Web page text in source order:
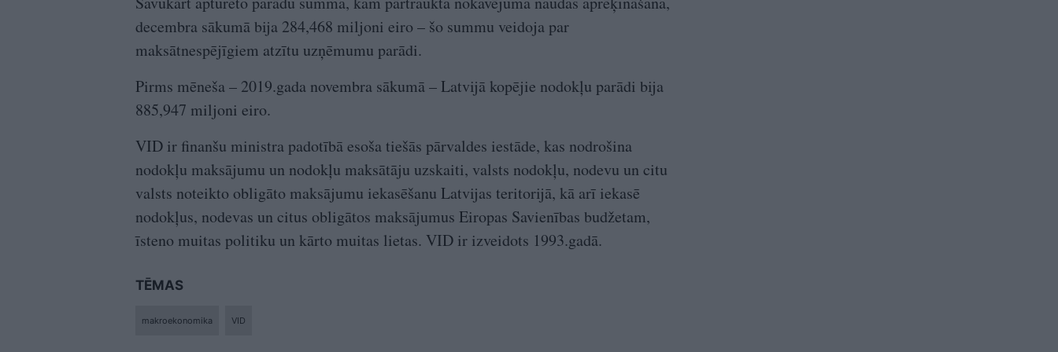
decembra sākumā bija 284,468 miljoni eiro – šo summu veidoja par
maksātnespējīgiem atzītu uzņēmumu parādi.
Pirms mēneša – 2019.gada novembra sākumā – Latvijā kopējie nodokļu parādi bija
885,947 miljoni eiro.
VID ir finanšu ministra padotībā esoša tiešās pārvaldes iestāde, kas nodrošina
nodokļu maksājumu un nodokļu maksātāju uzskaiti, valsts nodokļu, nodevu un citu
valsts noteikto obligāto maksājumu iekasēšanu Latvijas teritorijā, kā arī iekasē
nodokļus, nodevas un citus obligātos maksājumus Eiropas Savienības budžetam,
īsteno muitas politiku un kārto muitas lietas. VID ir izveidots 1993.gadā.
TĒMAS
makroekonomika VID